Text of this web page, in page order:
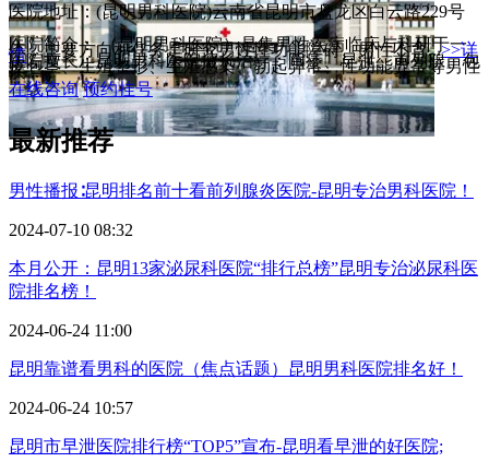
医院地址：(昆明男科医院)云南省昆明市盘龙区白云路229号
医院简介： （昆明男科医院）是集男性疾病临床与科研于一
体，主要方向和任务是研究男性性功能障碍、男性不育...>>详
情
医院擅长：昆明男科医院擅长治疗：阳痿、早泄、前列腺、包
皮包茎、生殖整形、生殖感染、勃起异常、性功能异常等男性
疾...
在线咨询 预约挂号
最新推荐
男性播报∶昆明排名前十看前列腺炎医院-昆明专治男科医院！
2024-07-10 08:32
本月公开：昆明13家泌尿科医院“排行总榜”昆明专治泌尿科医
院排名榜！
2024-06-24 11:00
昆明靠谱看男科的医院（焦点话题）昆明男科医院排名好！
2024-06-24 10:57
昆明市早泄医院排行榜“TOP5”宣布-昆明看早泄的好医院;